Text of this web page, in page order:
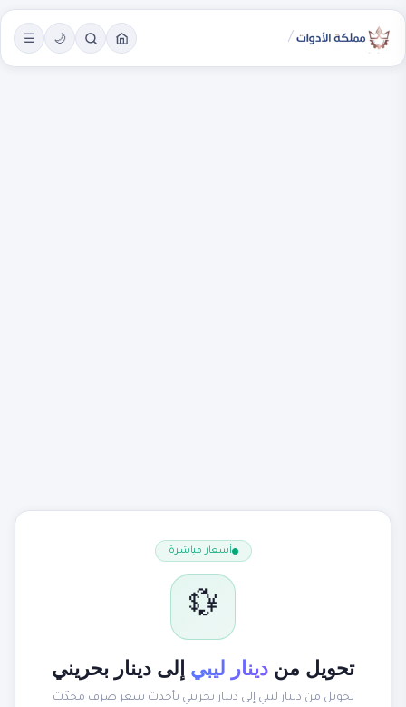
/
🌙
☰
أسعار مباشرة
💱
تحويل من دينار ليبي إلى دينار بحريني
تحويل من دينار ليبي إلى دينار بحريني بأحدث سعر صرف محدّث